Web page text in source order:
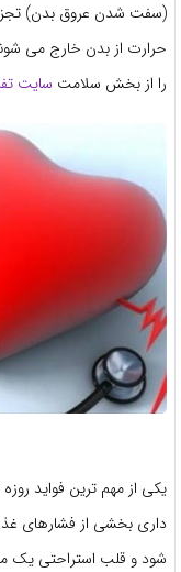
(سفت شدن عروق بدن)
حرارت از بدن خارج می
را از بخش سلامت سایت
یکی از مهم ترین فواید
داری بخشی از فشارهای
شود و قلب استراحتی یک